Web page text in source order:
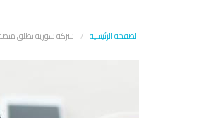
الصفحة الرئيسية شركة سورية تطلق منصة